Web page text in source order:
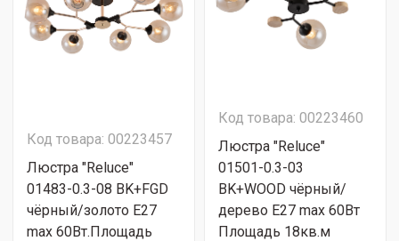
Код товара: 00223457
Люстра "Reluce"
01483-0.3-08 BK+FGD
чёрный/золото Е27
max 60Вт.Площадь
Код товара: 00223460
Люстра "Reluce"
01501-0.3-03
BK+WOOD чёрный/
дерево Е27 max 60Вт
Площадь 18кв.м